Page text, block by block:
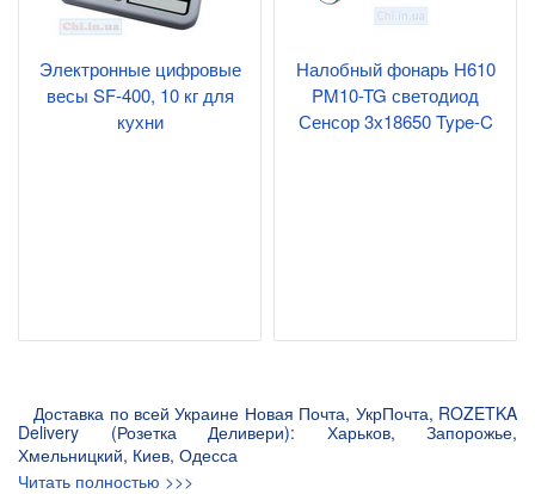
Электронные цифровые
весы SF-400, 10 кг для
кухни
Налобный фонарь H610
PM10-TG светодиод
Сенсор 3х18650 Type-C
Доставка по всей Украине Новая Почта, УкрПочта, ROZETKA
Delivery (Розетка Деливери): Харьков, Запорожье,
Хмельницкий, Киев, Одесса
Читать полностью >>>